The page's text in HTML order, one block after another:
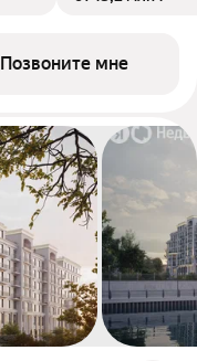
Позвоните мне